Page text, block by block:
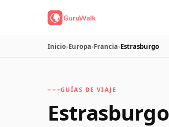
Inicio›Europa›Francia›Estrasburgo
GUÍAS DE VIAJE
Estrasburgo